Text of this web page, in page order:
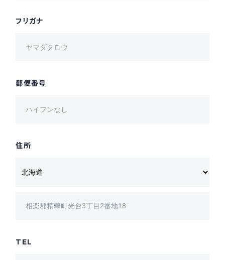
フリガナ
郵便番号
住所
TEL